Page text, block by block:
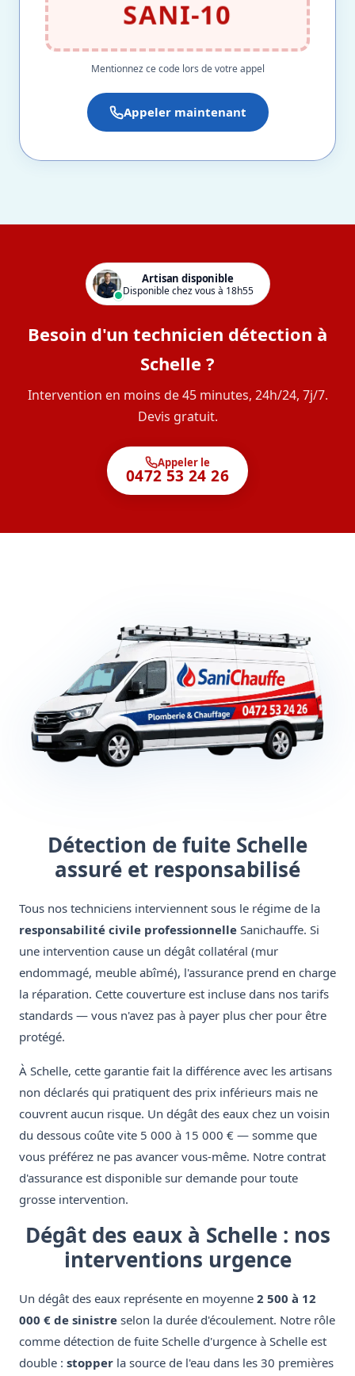
SANI-10
Mentionnez ce code lors de votre appel
Appeler maintenant
Artisan disponible
Disponible chez vous à 18h55
Besoin d'un technicien détection à
Schelle ?
Intervention en moins de 45 minutes, 24h/24, 7j/7.
Devis gratuit.
Appeler le
0472 53 24 26
Détection de fuite Schelle
assuré et responsabilisé
Tous nos techniciens interviennent sous le régime de la
responsabilité civile professionnelle Sanichauffe. Si
une intervention cause un dégât collatéral (mur
endommagé, meuble abîmé), l'assurance prend en charge
la réparation. Cette couverture est incluse dans nos tarifs
standards — vous n'avez pas à payer plus cher pour être
protégé.
À Schelle, cette garantie fait la différence avec les artisans
non déclarés qui pratiquent des prix inférieurs mais ne
couvrent aucun risque. Un dégât des eaux chez un voisin
du dessous coûte vite 5 000 à 15 000 € — somme que
vous préférez ne pas avancer vous-même. Notre contrat
d'assurance est disponible sur demande pour toute
grosse intervention.
Dégât des eaux à Schelle : nos
interventions urgence
Un dégât des eaux représente en moyenne 2 500 à 12
000 € de sinistre selon la durée d'écoulement. Notre rôle
comme détection de fuite Schelle d'urgence à Schelle est
double : stopper la source de l'eau dans les 30 premières